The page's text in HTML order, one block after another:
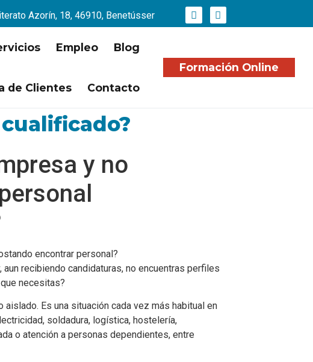
Azorín, 18, 46910, Benetússer
Empleo Blog
de Clientes Contacto
Formación Online
y no
encontrar personal?
recibiendo candidaturas, no encuentras perfiles
necesitas?
aislado. Es una situación cada vez más habitual en
soldadura, logística, hostelería,
o atención a personas dependientes, entre